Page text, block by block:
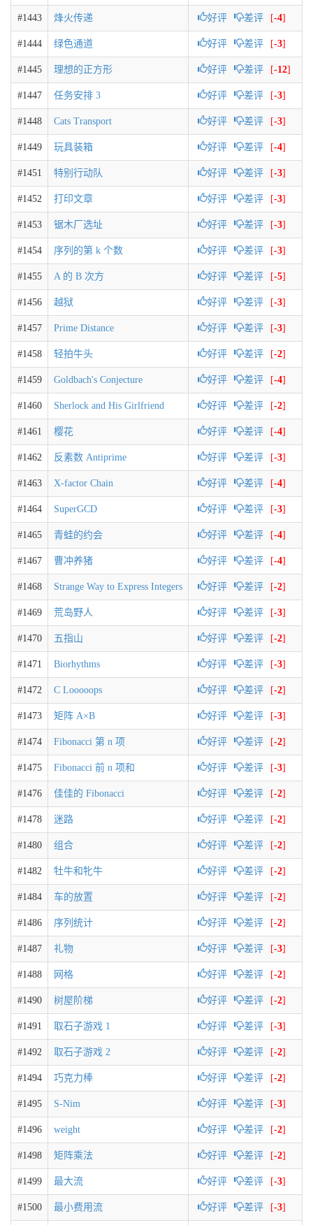
#1443 烽火传递 好评 差评 [-4]
#1444 绿色通道 好评 差评 [-3]
#1445 理想的正方形 好评 差评 [-12]
#1447 任务安排 3 好评 差评 [-3]
#1448 Cats Transport 好评 差评 [-3]
#1449 玩具装箱 好评 差评 [-4]
#1451 特别行动队 好评 差评 [-3]
#1452 打印文章 好评 差评 [-3]
#1453 锯木厂选址 好评 差评 [-3]
#1454 序列的第 k 个数 好评 差评 [-3]
#1455 A 的 B 次方 好评 差评 [-5]
#1456 越狱 好评 差评 [-3]
#1457 Prime Distance 好评 差评 [-3]
#1458 轻拍牛头 好评 差评 [-2]
#1459 Goldbach's Conjecture 好评 差评 [-4]
#1460 Sherlock and His Girlfriend 好评 差评 [-2]
#1461 樱花 好评 差评 [-4]
#1462 反素数 Antiprime 好评 差评 [-3]
#1463 X-factor Chain 好评 差评 [-4]
#1464 SuperGCD 好评 差评 [-3]
#1465 青蛙的约会 好评 差评 [-4]
#1467 曹冲养猪 好评 差评 [-4]
#1468 Strange Way to Express Integers 好评 差评 [-2]
#1469 荒岛野人 好评 差评 [-3]
#1470 五指山 好评 差评 [-2]
#1471 Biorhythms 好评 差评 [-3]
#1472 C Looooops 好评 差评 [-2]
#1473 矩阵 A×B 好评 差评 [-3]
#1474 Fibonacci 第 n 项 好评 差评 [-2]
#1475 Fibonacci 前 n 项和 好评 差评 [-3]
#1476 佳佳的 Fibonacci 好评 差评 [-2]
#1478 迷路 好评 差评 [-2]
#1480 组合 好评 差评 [-2]
#1482 牡牛和牝牛 好评 差评 [-2]
#1484 车的放置 好评 差评 [-2]
#1486 序列统计 好评 差评 [-2]
#1487 礼物 好评 差评 [-3]
#1488 网格 好评 差评 [-2]
#1490 树屋阶梯 好评 差评 [-2]
#1491 取石子游戏 1 好评 差评 [-3]
#1492 取石子游戏 2 好评 差评 [-2]
#1494 巧克力棒 好评 差评 [-2]
#1495 S-Nim 好评 差评 [-3]
#1496 weight 好评 差评 [-2]
#1498 矩阵乘法 好评 差评 [-2]
#1499 最大流 好评 差评 [-3]
#1500 最小费用流 好评 差评 [-3]